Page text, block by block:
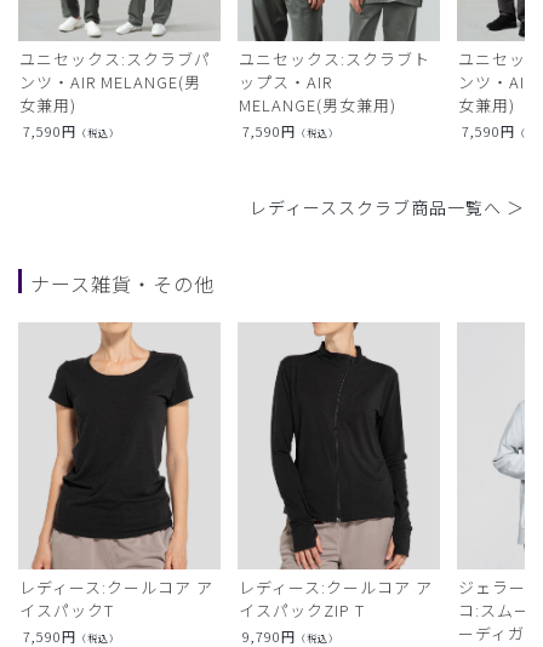
ユニセックス:スクラブパ
ンツ・AIR MELANGE(男
女兼用)
7,590円 （税込）
ユニセックス:スクラブト
ップス・AIR
MELANGE(男女兼用)
7,590円 （税込）
ユニセッ
ンツ・AIR
女兼用)
7,590円 （税
レディーススクラブ商品一覧へ ＞
ナース雑貨・その他
レディース:クールコア ア
イスパックT
7,590円 （税込）
レディース:クールコア ア
イスパックZIP T
9,790円 （税込）
ジェラー
コ:スムー
ーディガン